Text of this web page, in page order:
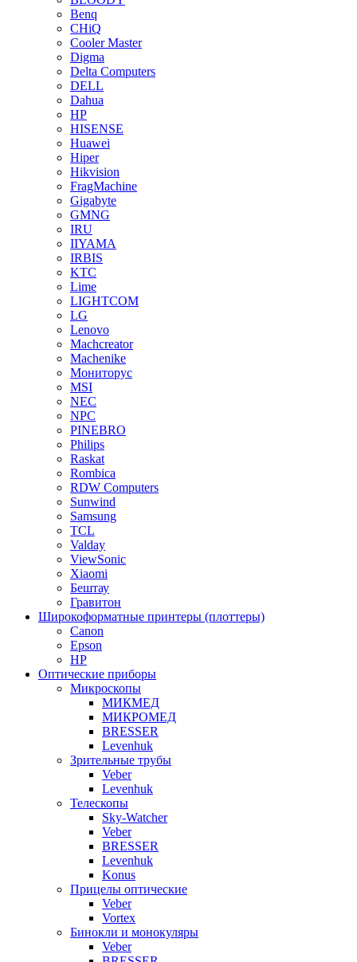
Benq
CHiQ
Cooler Master
Digma
Delta Computers
DELL
Dahua
HP
HISENSE
Huawei
Hiper
Hikvision
FragMachine
Gigabyte
GMNG
IRU
IIYAMA
IRBIS
KTC
Lime
LIGHTCOM
LG
Lenovo
Machcreator
Machenike
Мониторус
MSI
NEC
NPC
PINEBRO
Philips
Raskat
Rombica
RDW Computers
Sunwind
Samsung
TCL
Valday
ViewSonic
Xiaomi
Бештау
Гравитон
Широкоформатные принтеры (плоттеры)
Canon
Epson
HP
Оптические приборы
Микроскопы
МИКМЕД
МИКРОМЕД
BRESSER
Levenhuk
Зрительные трубы
Veber
Levenhuk
Телескопы
Sky-Watcher
Veber
BRESSER
Levenhuk
Konus
Прицелы оптические
Veber
Vortex
Бинокли и монокуляры
Veber